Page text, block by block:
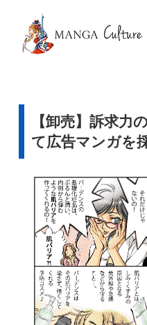
【卸売】訴求力
て広告マンガを